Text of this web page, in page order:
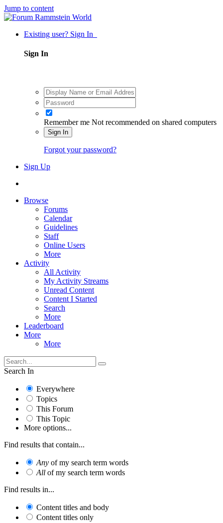
Jump to content
Existing user? Sign In
Sign In
Remember me Not recommended on shared computers
Sign In
Forgot your password?
Sign Up
Browse
Forums
Calendar
Guidelines
Staff
Online Users
More
Activity
All Activity
My Activity Streams
Unread Content
Content I Started
Search
More
Leaderboard
More
More
Search In
Everywhere
Topics
This Forum
This Topic
More options...
Find results that contain...
Any of my search term words
All of my search term words
Find results in...
Content titles and body
Content titles only